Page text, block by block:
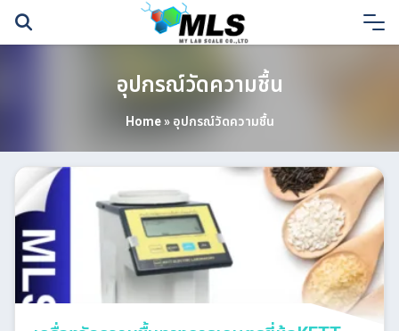
Skip
อุปกรณ์วัดความชื้น
Home» อุปกรณ์วัดความชื้น